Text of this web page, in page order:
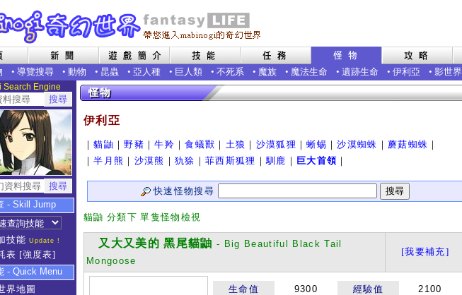
• 導覽搜尋 • 動物 • 昆蟲 • 亞人種 • 巨人類 • 不死系 • 魔族 • 魔法生命 • 遺跡生命 • 伊利亞 • 影世界
Search Engine
- Skill Jump
技能 Update !
表 [強度表]
- Quick Menu
界地圖
伊利亞
｜貓鼬 ｜野豬 ｜牛羚 ｜食蟻獸 ｜ 土狼 ｜ 沙漠狐狸 ｜蜥蜴 ｜沙漠蜘蛛 ｜蘑菇蜘蛛 ｜
｜半月熊 ｜ 沙漠熊 ｜犰狳 ｜菲西斯狐狸 ｜馴鹿 ｜ 巨大首領 ｜
快速怪物搜尋
貓鼬 分類下 單隻怪物檢視
又大又美的 黑尾貓鼬 - Big Beautiful Black Tail
Mongoose
[我要補充]
生命值 9300 經驗值
2100